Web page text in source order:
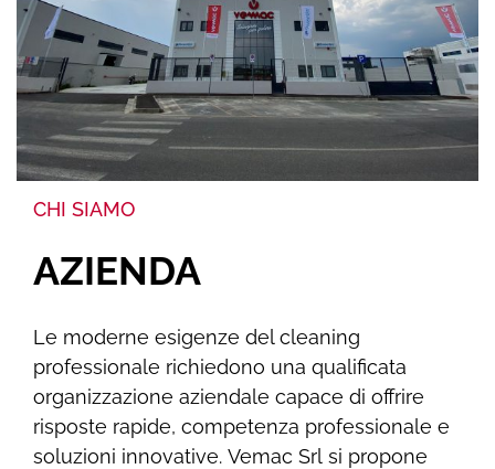
CHI SIAMO
AZIENDA
Le moderne esigenze del cleaning
professionale richiedono una qualificata
organizzazione aziendale capace di offrire
risposte rapide, competenza professionale e
soluzioni innovative. Vemac Srl si propone